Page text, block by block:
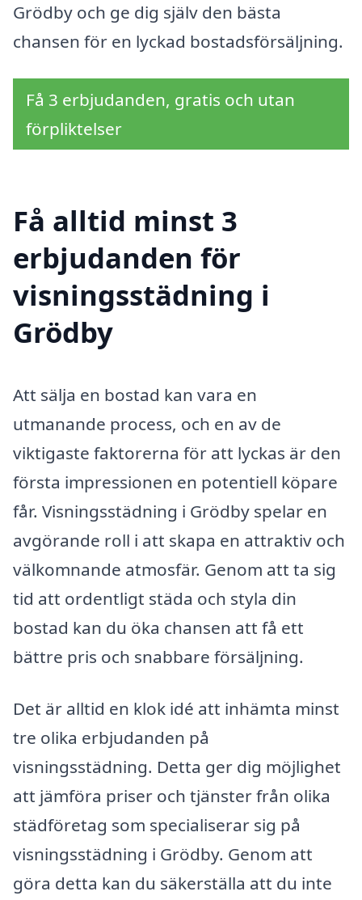
Grödby och ge dig själv den bästa
chansen för en lyckad bostadsförsäljning.
Få 3 erbjudanden, gratis och utan
förpliktelser
Få alltid minst 3
erbjudanden för
visningsstädning i
Grödby
Att sälja en bostad kan vara en
utmanande process, och en av de
viktigaste faktorerna för att lyckas är den
första impressionen en potentiell köpare
får. Visningsstädning i Grödby spelar en
avgörande roll i att skapa en attraktiv och
välkomnande atmosfär. Genom att ta sig
tid att ordentligt städa och styla din
bostad kan du öka chansen att få ett
bättre pris och snabbare försäljning.
Det är alltid en klok idé att inhämta minst
tre olika erbjudanden på
visningsstädning. Detta ger dig möjlighet
att jämföra priser och tjänster från olika
städföretag som specialiserar sig på
visningsstädning i Grödby. Genom att
göra detta kan du säkerställa att du inte